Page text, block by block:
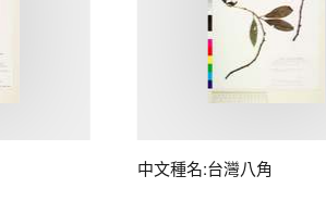
中文種名:台灣八角